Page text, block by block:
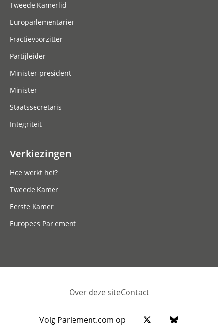
Tweede Kamerlid
Europarlementariër
Fractievoorzitter
Partijleider
Minister-president
Minister
Staatssecretaris
Integriteit
Verkiezingen
Hoe werkt het?
Tweede Kamer
Eerste Kamer
Europees Parlement
Footer
Over deze siteContact
Volg Parlement.com op